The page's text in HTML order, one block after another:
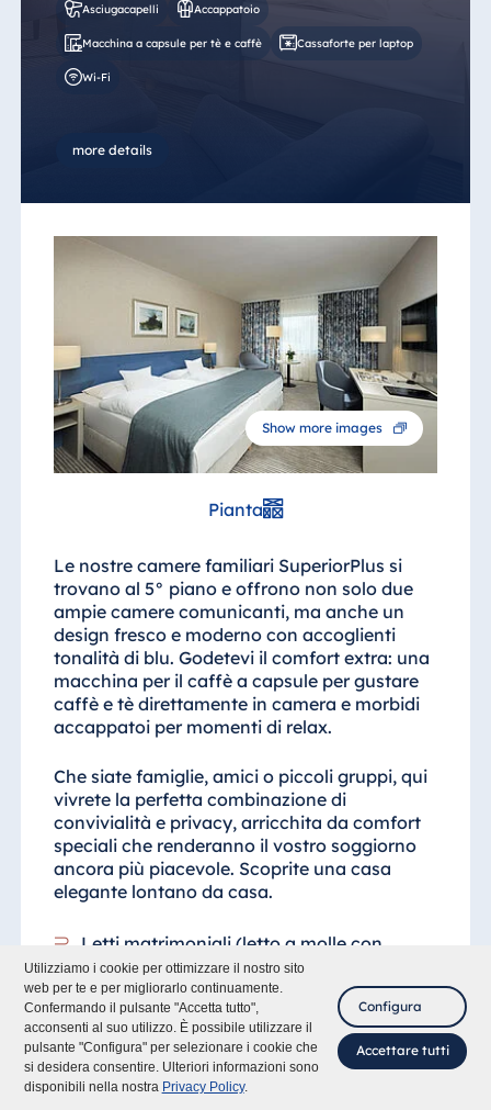
Utilizziamo i cookie per ottimizzare il nostro sito
web per te e per migliorarlo continuamente.
Confermando il pulsante "Accetta tutto",
acconsenti al suo utilizzo. È possibile utilizzare il
pulsante "Configura" per selezionare i cookie che
si desidera consentire. Ulteriori informazioni sono
disponibili nella nostra Privacy Policy.
Configura
Accettare tutti
Asciugacapelli Accappatoio
Macchina a capsule per tè e caffè Cassaforte per laptop
Wi-Fi
more details
Show more images
Pianta
Le nostre camere familiari SuperiorPlus si
trovano al 5° piano e offrono non solo due
ampie camere comunicanti, ma anche un
design fresco e moderno con accoglienti
tonalità di blu. Godetevi il comfort extra: una
macchina per il caffè a capsule per gustare
caffè e tè direttamente in camera e morbidi
accappatoi per momenti di relax.
Che siate famiglie, amici o piccoli gruppi, qui
vivrete la perfetta combinazione di
convivialità e privacy, arricchita da comfort
speciali che renderanno il vostro soggiorno
ancora più piacevole. Scoprite una casa
elegante lontano da casa.
Letti matrimoniali (letto a molle con
cuscino comfort e materasso a molle)
Area di lavoro spaziosa e luminosa
TV a schermo piatto, Wi-Fi gratuito,
minibar, cassaforte in camera a misura di